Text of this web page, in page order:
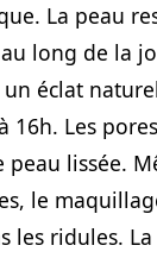
La peau
long de la
éclat
16h. Les
peau lissée.
le
les ridules.